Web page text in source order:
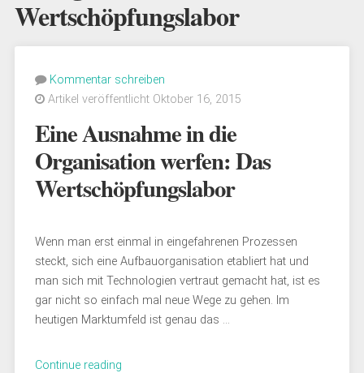
Wertschöpfungslabor
Kommentar schreiben
Artikel veröffentlicht Oktober 16, 2015
Eine Ausnahme in die
Organisation werfen: Das
Wertschöpfungslabor
Wenn man erst einmal in eingefahrenen Prozessen
steckt, sich eine Aufbauorganisation etabliert hat und
man sich mit Technologien vertraut gemacht hat, ist es
gar nicht so einfach mal neue Wege zu gehen. Im
heutigen Marktumfeld ist genau das …
Continue reading„Eine